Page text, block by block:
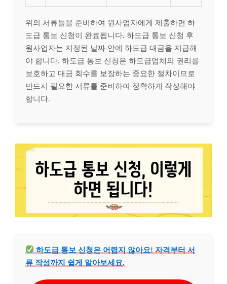
위의 서류들을 준비하여 원사업자에게 제출하면 하
도급 통보 신청이 완료됩니다. 하도급 통보 신청 후
원사업자는 지정된 날짜 안에 하도급 대금을 지급해
야 합니다. 하도급 통보 신청은 하도급업체의 권리를
보호하고 대금 회수를 보장하는 중요한 절차이므로
반드시 필요한 서류를 준비하여 정확하게 작성해야
합니다.
하도급 통보 신청은 어렵지 않아요! 자격부터 서
류 작성까지 쉽게 알아보세요.